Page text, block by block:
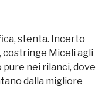
stenta. Incerto
costringe Miceli agli
nei rilanci, dove
dalla migliore